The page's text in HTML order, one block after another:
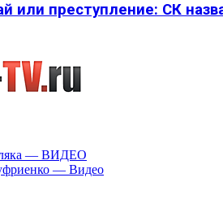
или преступление: СК
— ВИДЕО
— Видео